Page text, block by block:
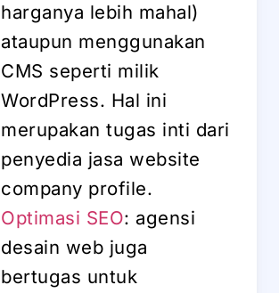
harganya lebih mahal)
ataupun menggunakan
CMS seperti milik
WordPress. Hal ini
merupakan tugas inti dari
penyedia jasa website
company profile.
Optimasi SEO: agensi
desain web juga
bertugas untuk